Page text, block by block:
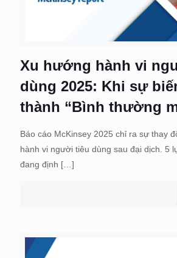
Xu hướng hành vi
dùng 2025: Khi sự
thành “Bình thường
Báo cáo McKinsey 2025 chỉ ra sự thay
hành vi người tiêu dùng sau đại dịch. 5
đang định […]